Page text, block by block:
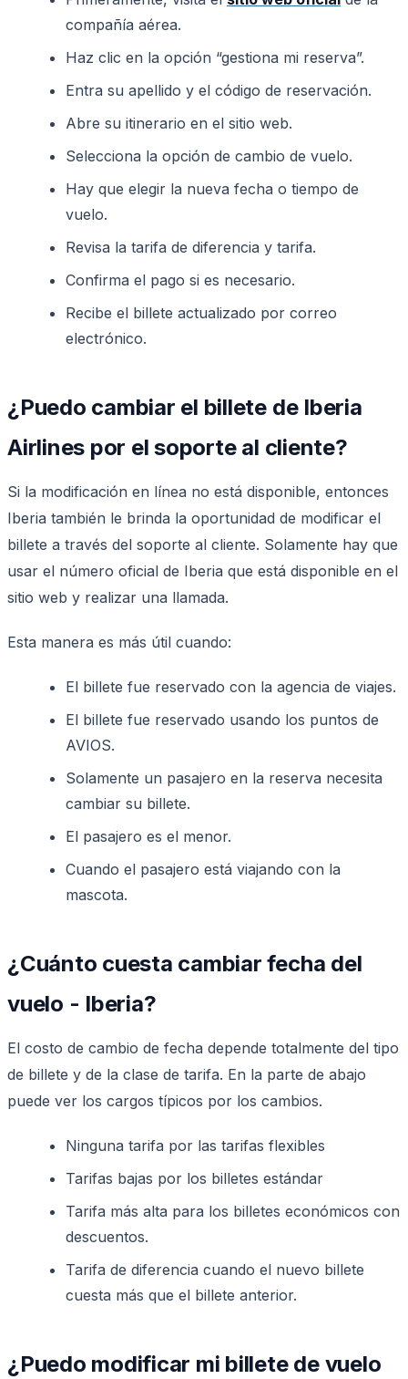
compañía aérea.
Haz clic en la opción “gestiona mi reserva”.
Entra su apellido y el código de reservación.
Abre su itinerario en el sitio web.
Selecciona la opción de cambio de vuelo.
Hay que elegir la nueva fecha o tiempo de
vuelo.
Revisa la tarifa de diferencia y tarifa.
Confirma el pago si es necesario.
Recibe el billete actualizado por correo
electrónico.
¿Puedo cambiar el billete de Iberia
Airlines por el soporte al cliente?
Si la modificación en línea no está disponible, entonces
Iberia también le brinda la oportunidad de modificar el
billete a través del soporte al cliente. Solamente hay que
usar el número oficial de Iberia que está disponible en el
sitio web y realizar una llamada.
Esta manera es más útil cuando:
El billete fue reservado con la agencia de viajes.
El billete fue reservado usando los puntos de
AVIOS.
Solamente un pasajero en la reserva necesita
cambiar su billete.
El pasajero es el menor.
Cuando el pasajero está viajando con la
mascota.
¿Cuánto cuesta cambiar fecha del
vuelo - Iberia?
El costo de cambio de fecha depende totalmente del tipo
de billete y de la clase de tarifa. En la parte de abajo
puede ver los cargos típicos por los cambios.
Ninguna tarifa por las tarifas flexibles
Tarifas bajas por los billetes estándar
Tarifa más alta para los billetes económicos con
descuentos.
Tarifa de diferencia cuando el nuevo billete
cuesta más que el billete anterior.
¿Puedo modificar mi billete de vuelo